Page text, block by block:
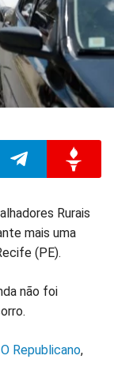
no
Gettr
Rurais
mais uma
(PE).
não foi
O Republicano,